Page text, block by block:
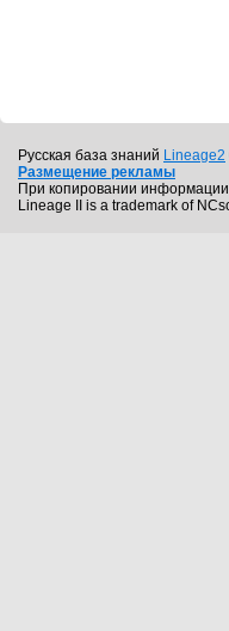
Русская база знаний Lineage2
Размещение рекламы
При копировании
Lineage II is a trademark of